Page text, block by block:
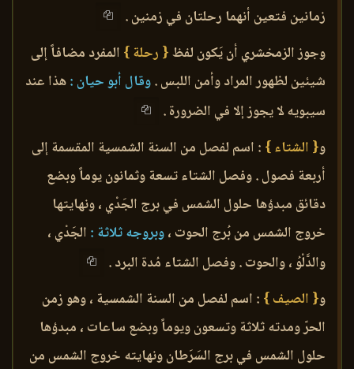
زمانين فتعين أنهما رحلتان في زمنين .
وجوز الزمخشري أن يَكون لفظ{ رحلة } المفرد مضافاً إلى
شيئين لظهور المراد وأمن اللبس .وقال أبو حيان :هذا عند
سيبويه لا يجوز إلا في الضرورة .
و{ الشتاء } : اسم لفصل من السنة الشمسية المقسمة إلى
أربعة فصول . وفصل الشتاء تسعة وثمانون يوماً وبضع
دقائق مبدؤها حلول الشمس في برج الجَدْي ، ونهايتها
خروج الشمس من بُرج الحوت ،وبروجه ثلاثة : الجَدْي ،
والدَّلْوُ ، والحوت . وفصل الشتاء مُدة البرد .
و{ الصيف } : اسم لفصل من السنة الشمسية ، وهو زمن
الحرّ ومدته ثلاثة وتسعون ويوماً وبضع ساعات ، مبدؤها
حلول الشمس في برج السَرَطان ونهايته خروج الشمس من